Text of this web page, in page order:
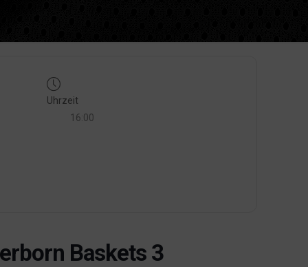
Uhrzeit
16:00
Baskets 3